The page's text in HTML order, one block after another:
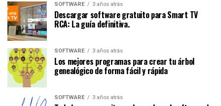
SOFTWARE 3 años atrás
Descargar software gratuito para Smart TV
RCA: La guía definitiva.
SOFTWARE 3 años atrás
Los mejores programas para crear tu árbol
genealógico de forma fácil y rápida
SOFTWARE 3 años atrás